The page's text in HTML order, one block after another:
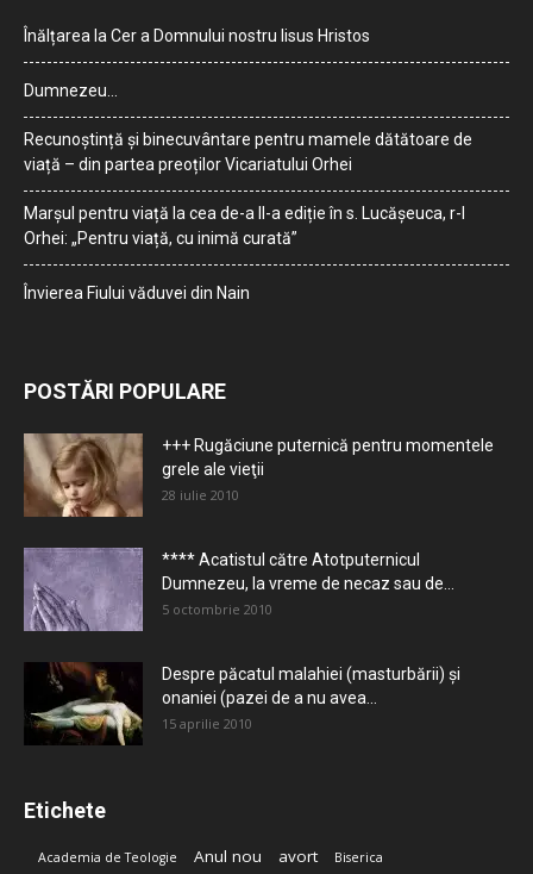
Înălțarea la Cer a Domnului nostru Iisus Hristos
Dumnezeu…
Recunoștință și binecuvântare pentru mamele dătătoare de
viață – din partea preoților Vicariatului Orhei
Marșul pentru viață la cea de-a II-a ediție în s. Lucășeuca, r-l
Orhei: „Pentru viață, cu inimă curată”
Învierea Fiului văduvei din Nain
POSTĂRI POPULARE
+++ Rugăciune puternică pentru momentele
grele ale vieţii
28 iulie 2010
**** Acatistul către Atotputernicul
Dumnezeu, la vreme de necaz sau de...
5 octombrie 2010
Despre păcatul malahiei (masturbării) şi
onaniei (pazei de a nu avea...
15 aprilie 2010
Etichete
Academia de Teologie Anul nou avort Biserica